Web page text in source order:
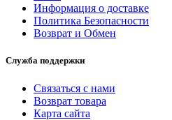
Информация о доставке
Политика Безопасности
Возврат и Обмен
Служба поддержки
Связаться с нами
Возврат товара
Карта сайта